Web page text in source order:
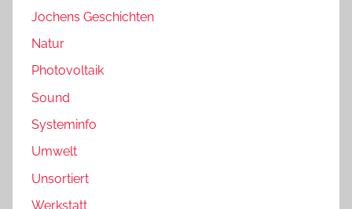
Jochens Geschichten
Natur
Photovoltaik
Sound
Systeminfo
Umwelt
Unsortiert
Werkstatt